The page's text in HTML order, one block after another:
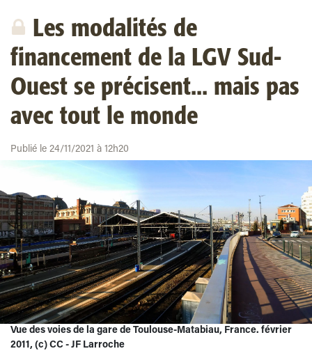
Les modalités de
financement de la LGV Sud-
Ouest se précisent... mais pas
avec tout le monde
Publié le 24/11/2021 à 12h20
Vue des voies de la gare de Toulouse-Matabiau, France. février
2011, (c) CC - JF Larroche